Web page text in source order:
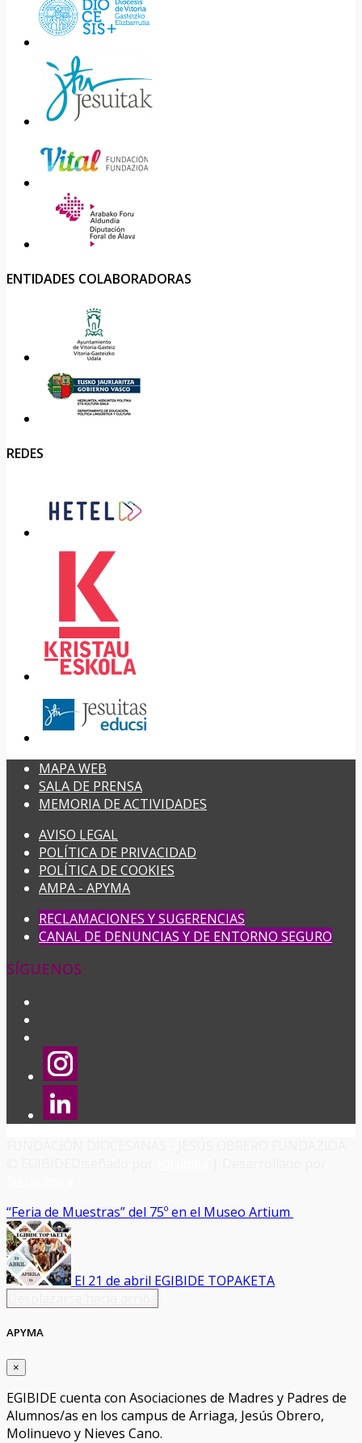
ENTIDADES COLABORADORAS
REDES
MAPA WEB
SALA DE PRENSA
MEMORIA DE ACTIVIDADES
AVISO LEGAL
POLÍTICA DE PRIVACIDAD
POLÍTICA DE COOKIES
AMPA - APYMA
RECLAMACIONES Y SUGERENCIAS
CANAL DE DENUNCIAS Y DE ENTORNO SEGURO
SÍGUENOS
“Feria de Muestras” del 75º en el Museo Artium
El 21 de abril EGIBIDE TOPAKETA
APYMA
×
EGIBIDE cuenta con Asociaciones de Madres y Padres de
Alumnos/as en los campus de Arriaga, Jesús Obrero,
Molinuevo y Nieves Cano.